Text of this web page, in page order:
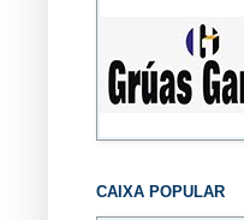
CAIXA POPULAR